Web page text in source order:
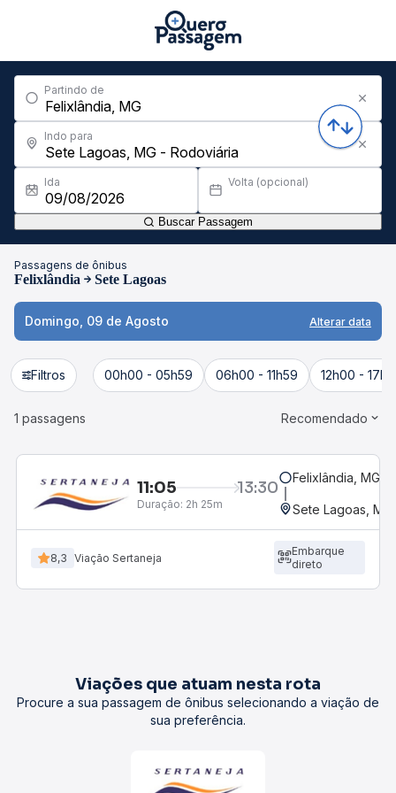
Partindo de
Indo para
Ida Volta (opcional)
Buscar Passagem
Passagens de ônibus
Felixlândia Sete Lagoas
Domingo, 09 de Agosto Alterar data
Filtros 00h00 - 05h59 06h00 - 11h59 12h00 -
1 passagens Recomendado
11:05 13:30
Duração: 2h 25m
Felixlândia, MG
Sete Lagoas,
8,3 Viação Sertaneja
Embarque
direto
Viações que atuam nesta rota
Procure a sua passagem de ônibus selecionando a viação de
sua preferência.